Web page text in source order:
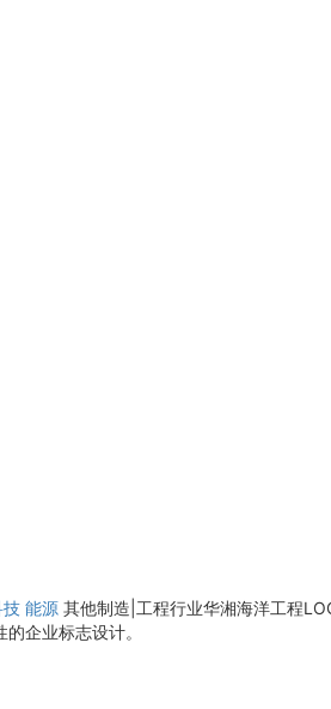
技 能源 其他制造|工程行业华湘海洋工程
企业标志设计。